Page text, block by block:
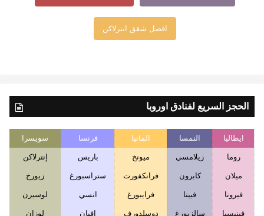
افضل شقق انترلاكن
الحجز السريع لفنادق اوروبا
ايطاليا النمسا المانيا فرنسا سويسرا
روما زيلامسي ميونخ باريس إنترلاكن
ميلان كابرون فرانكفورت ستراسبورغ زيورخ
فيرونا فيينا فرايبورغ انسي لوسيرن
فينيسيا سالزبورغ دوسلدورف إفيان لوزان